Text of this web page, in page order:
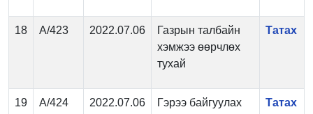
18 А/423 2022.07.06
Газрын талбайн
хэмжээ өөрчлөх
тухай
Татах
19 А/424 2022.07.06
Гэрээ байгуулах
Татах